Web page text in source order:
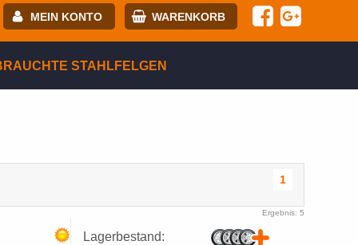
MEIN KONTO WARENKORB
ANMELDEN
STAHLFELGEN
1
Ergebnis: 5
Lagerbestand: